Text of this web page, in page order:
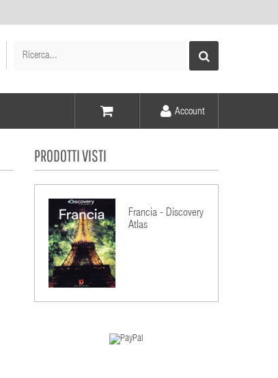
Elementi -
Account
PRODOTTI VISTI
Francia - Discovery
Atlas